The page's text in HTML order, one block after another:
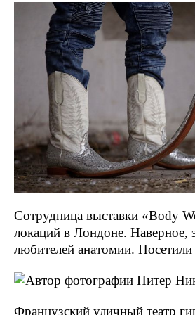
Сотрудница выставки «Body
локаций в Лондоне. Наверное,
любителей анатомии.
Французский уличный театр